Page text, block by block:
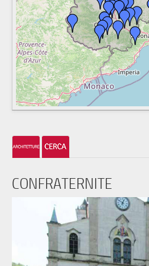
CONFRATERNITE